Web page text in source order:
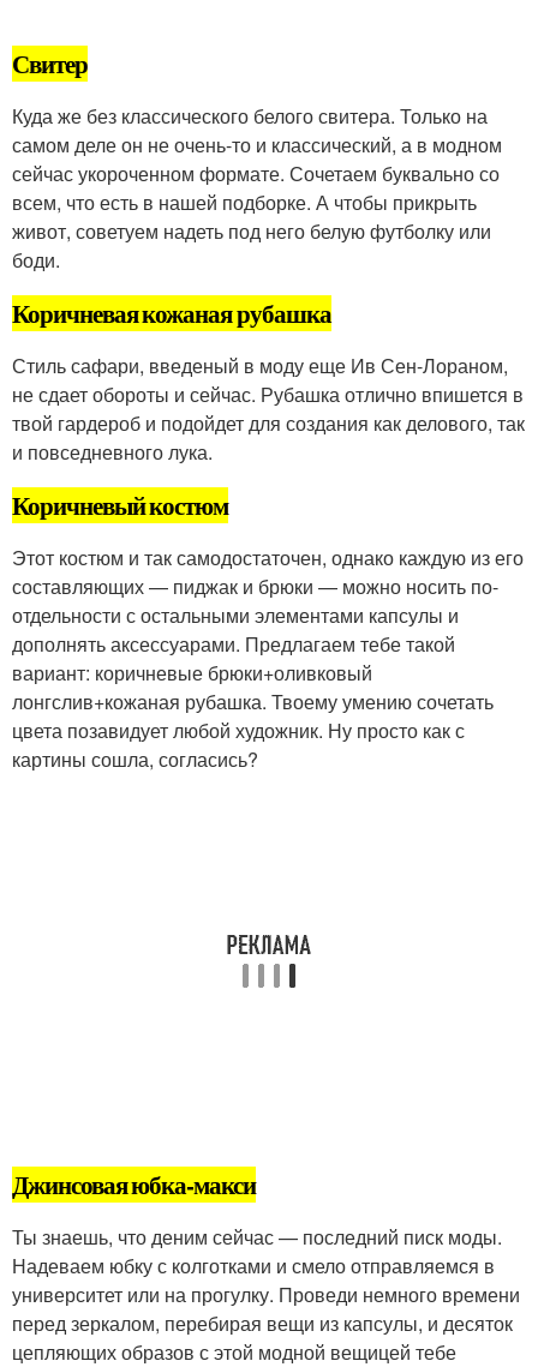
Свитер
Куда же без классического белого свитера. Только на
самом деле он не очень-то и классический, а в модном
сейчас укороченном формате. Сочетаем буквально со
всем, что есть в нашей подборке. А чтобы прикрыть
живот, советуем надеть под него белую футболку или
боди.
Коричневая кожаная рубашка
Стиль сафари, введеный в моду еще Ив Сен-Лораном,
не сдает обороты и сейчас. Рубашка отлично впишется в
твой гардероб и подойдет для создания как делового, так
и повседневного лука.
Коричневый костюм
Этот костюм и так самодостаточен, однако каждую из его
составляющих — пиджак и брюки — можно носить по-
отдельности с остальными элементами капсулы и
дополнять аксессуарами. Предлагаем тебе такой
вариант: коричневые брюки+оливковый
лонгслив+кожаная рубашка. Твоему умению сочетать
цвета позавидует любой художник. Ну просто как с
картины сошла, согласись?
Джинсовая юбка-макси
Ты знаешь, что деним сейчас — последний писк моды.
Надеваем юбку с колготками и смело отправляемся в
университет или на прогулку. Проведи немного времени
перед зеркалом, перебирая вещи из капсулы, и десяток
цепляющих образов с этой модной вещицей тебе